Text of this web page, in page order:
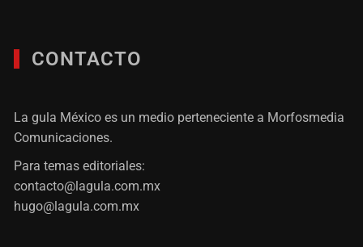
CONTACTO
La gula México es un medio perteneciente a Morfosmedia
Comunicaciones.
Para temas editoriales:
contacto@lagula.com.mx
hugo@lagula.com.mx